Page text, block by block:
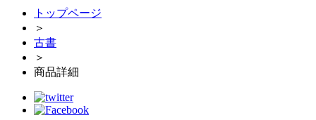
トップページ
＞
古書
＞
商品詳細